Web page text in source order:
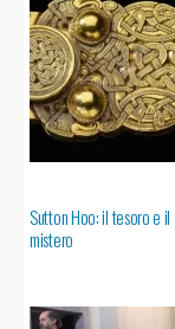
Sutton Hoo: il tesoro e il
mistero